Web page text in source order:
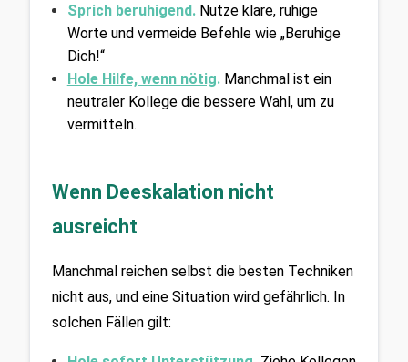
Sprich beruhigend. Nutze klare, ruhige
Worte und vermeide Befehle wie „Beruhige
Dich!“
Hole Hilfe, wenn nötig. Manchmal ist ein
neutraler Kollege die bessere Wahl, um zu
vermitteln.
Wenn Deeskalation nicht
ausreicht
Manchmal reichen selbst die besten Techniken
nicht aus, und eine Situation wird gefährlich. In
solchen Fällen gilt: